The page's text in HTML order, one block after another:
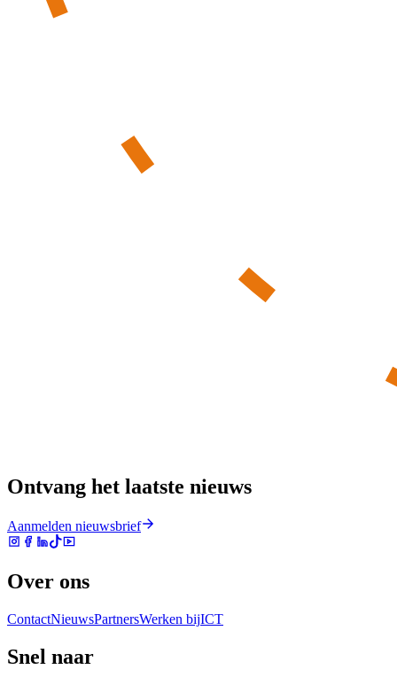
Ontvang het laatste nieuws
Aanmelden nieuwsbrief
Over ons
ContactNieuwsPartnersWerken bijICT
Snel naar